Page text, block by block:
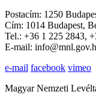
Postacím: 1250
Cím: 1014 Budapest,
Tel.: +36 1 225 2843,
E-mail:
e-mail facebook vimeo
Magyar Nemzeti